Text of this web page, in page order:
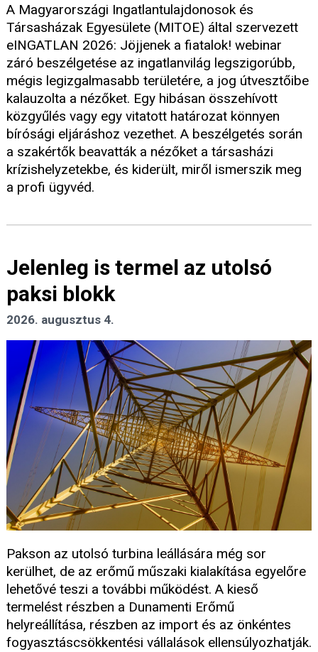
A Magyarországi Ingatlantulajdonosok és
Társasházak Egyesülete (MITOE) által szervezett
eINGATLAN 2026: Jöjjenek a fiatalok! webinar
záró beszélgetése az ingatlanvilág legszigorúbb,
mégis legizgalmasabb területére, a jog útvesztőibe
kalauzolta a nézőket. Egy hibásan összehívott
közgyűlés vagy egy vitatott határozat könnyen
bírósági eljáráshoz vezethet. A beszélgetés során
a szakértők beavatták a nézőket a társasházi
krízishelyzetekbe, és kiderült, miről ismerszik meg
a profi ügyvéd.
Jelenleg is termel az utolsó
paksi blokk
2026. augusztus 4.
Pakson az utolsó turbina leállására még sor
kerülhet, de az erőmű műszaki kialakítása egyelőre
lehetővé teszi a további működést. A kieső
termelést részben a Dunamenti Erőmű
helyreállítása, részben az import és az önkéntes
fogyasztáscsökkentési vállalások ellensúlyozhatják.